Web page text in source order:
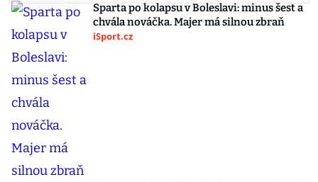
Sparta po kolapsu v Boleslavi: minus šest a
chvála nováčka. Majer má silnou zbraň
iSport.cz